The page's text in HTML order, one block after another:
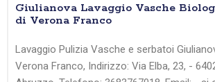
Giulianova Lavaggio Vasche
di Verona Franco
Lavaggio Pulizia Vasche e serbatoi
Verona Franco, Indirizzo: Via Elba, 23, -